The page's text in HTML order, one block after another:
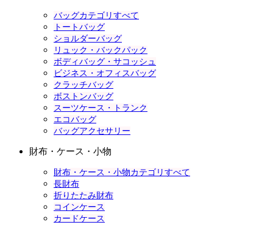
バッグカテゴリすべて
トートバッグ
ショルダーバッグ
リュック・バックパック
ボディバッグ・サコッシュ
ビジネス・オフィスバッグ
クラッチバッグ
ボストンバッグ
スーツケース・トランク
エコバッグ
バッグアクセサリー
財布・ケース・小物
財布・ケース・小物カテゴリすべて
長財布
折りたたみ財布
コインケース
カードケース